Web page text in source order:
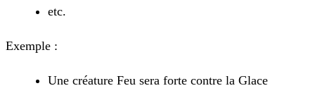
etc.
Exemple :
Une créature Feu sera forte contre la Glace